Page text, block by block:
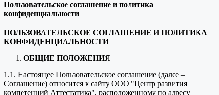
Пользовательское соглашение и политика
конфиденциальности
ПОЛЬЗОВАТЕЛЬСКОЕ СОГЛАШЕНИЕ И ПОЛИТИКА
КОНФИДЕНЦИАЛЬНОСТИ
ОБЩИЕ ПОЛОЖЕНИЯ
1.1. Настоящее Пользовательское соглашение (далее –
Соглашение) относится к сайту ООО "Центр развития
компетенций Аттестатика", расположенному по адресу